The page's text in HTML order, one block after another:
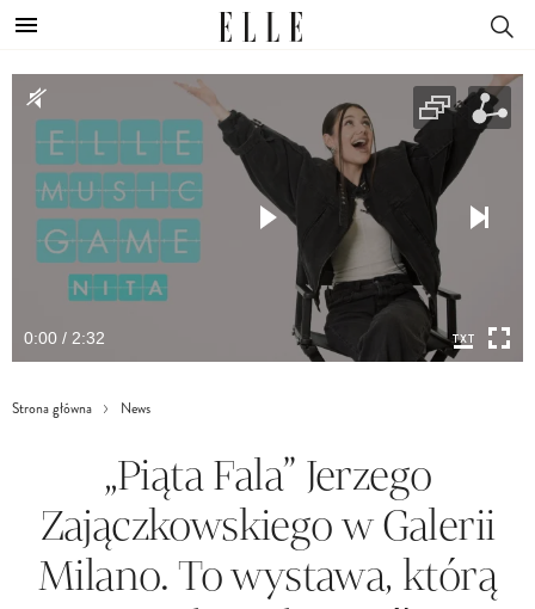
0:00 / 2:32
Strona główna News
„Piąta Fala” Jerzego
Zajączkowskiego w Galerii
Milano. To wystawa, którą